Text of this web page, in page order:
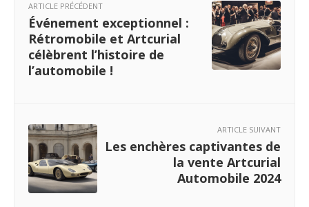
ARTICLE PRÉCÉDENT
Événement exceptionnel :
Rétromobile et Artcurial
célèbrent l’histoire de
l’automobile !
ARTICLE SUIVANT
Les enchères captivantes de
la vente Artcurial
Automobile 2024